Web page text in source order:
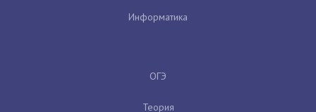
Информатика
ОГЭ
Теория